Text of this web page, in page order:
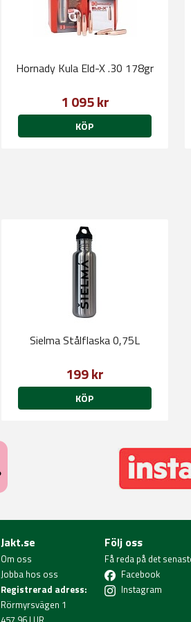
Hornady Kula Eld-X .30 178gr
1 095 kr
KÖP
Sielma Stålflaska 0,75L
199 kr
KÖP
Jakt.se
Om oss
Jobba hos oss
Registrerad adress:
Rörmyrsvägen 1
Följ oss
Få reda på det
Facebook
Instagram